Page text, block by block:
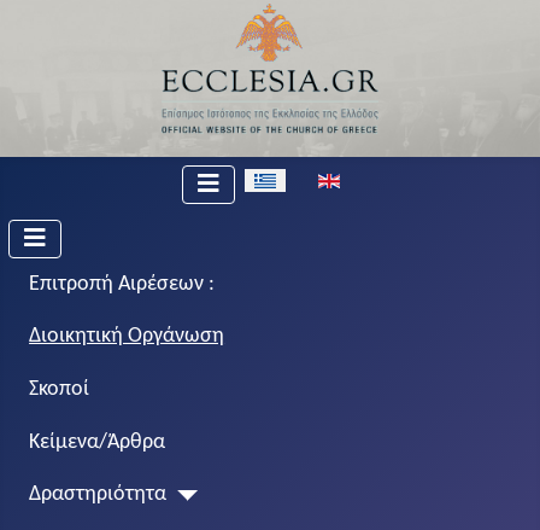
Επιλέξτε τη γλώσσα σας
Επιτροπή Αιρέσεων :
Διοικητική Οργάνωση
Σκοποί
Κείμενα/Άρθρα
Δραστηριότητα